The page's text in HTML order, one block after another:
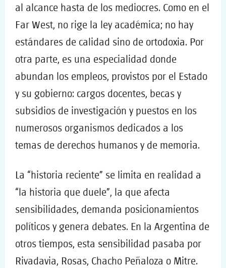
al alcance hasta de los mediocres. Como en el
Far West, no rige la ley académica; no hay
estándares de calidad sino de ortodoxia. Por
otra parte, es una especialidad donde
abundan los empleos, provistos por el Estado
y su gobierno: cargos docentes, becas y
subsidios de investigación y puestos en los
numerosos organismos dedicados a los
temas de derechos humanos y de memoria.
La “historia reciente” se limita en realidad a
“la historia que duele”, la que afecta
sensibilidades, demanda posicionamientos
políticos y genera debates. En la Argentina de
otros tiempos, esta sensibilidad pasaba por
Rivadavia, Rosas, Chacho Peñaloza o Mitre.